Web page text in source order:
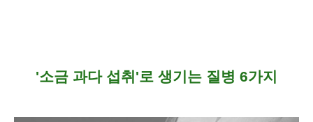
'소금 과다 섭취'로 생기는 질병 6가지